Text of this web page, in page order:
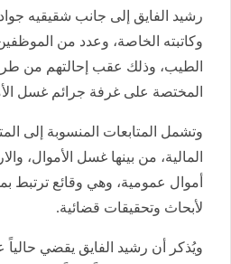
رشيد الفايق إلى جانب شقيقيه
وكاتبته الخاصة، وعدد من
الطيب، وذلك عقب إحالتهم من طرف
المختصة على غرفة جرائم غسل
وتشمل المتابعات المنسوبة إلى
المالية، من بينها غسل الأموال،
أموال عمومية، وهي وقائع
لأبحاث وتحقيقات قضائية.
ويُذكر أن رشيد الفايق يقضي حالياً